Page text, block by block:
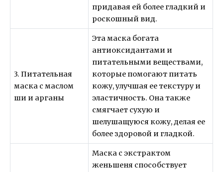
придавая ей более гладкий и
роскошный вид.
3. Питательная
маска с маслом
ши и арганы
Эта маска богата
антиоксидантами и
питательными веществами,
которые помогают питать
кожу, улучшая ее текстуру и
эластичность. Она также
смягчает сухую и
шелушащуюся кожу, делая ее
более здоровой и гладкой.
Маска с экстрактом
женьшеня способствует